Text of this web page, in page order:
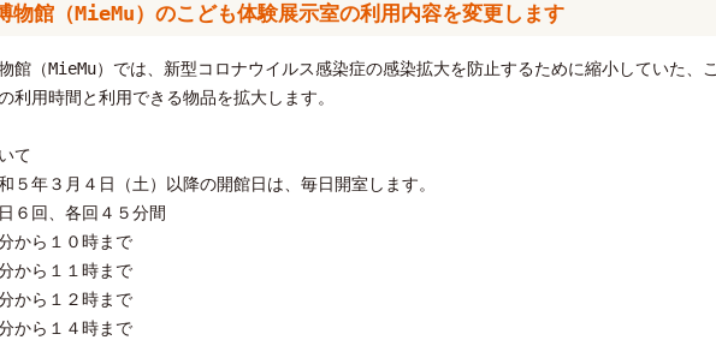
物館（MieMu）のこども体験展示室の利用内容を変更します
館（MieMu）では、新型コロナウイルス感染症の感染拡大を防止するために縮小していた、こ
利用時間と利用できる物品を拡大します。
て
年３月４日（土）以降の開館日は、毎日開室します。
６回、各回４５分間
ら１０時まで
から１１時まで
から１２時まで
から１４時まで